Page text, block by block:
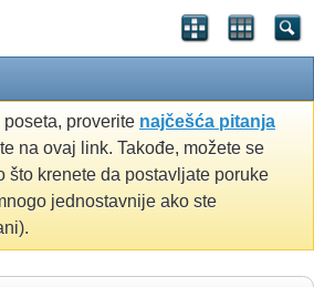
proverite najčešća pitanja
na ovaj link. Takođe, možete se
što krenete da postavljate poruke
jednostavnije ako ste